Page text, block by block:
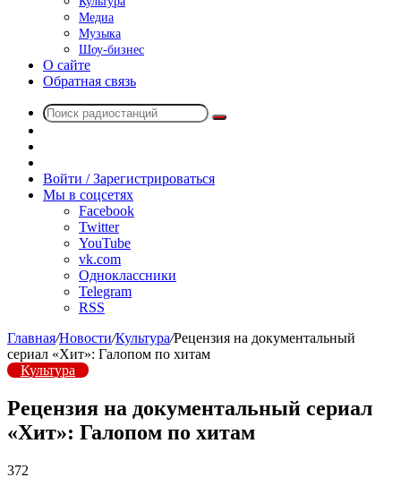
Медиа
Музыка
Шоу-бизнес
О сайте
Обратная связь
Поиск
радио
Войти / Зарегистрироваться
Мы в соцсетях
Facebook
Twitter
YouTube
vk.com
Одноклассники
Telegram
RSS
Главная/Новости/Культура/Рецензия на документальный
сериал «Хит»: Галопом по хитам
Культура
Рецензия на документальный сериал
«Хит»: Галопом по хитам
372